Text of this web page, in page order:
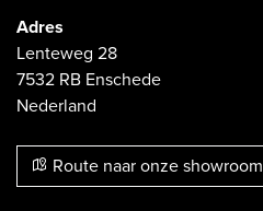
Adres
Lenteweg 28
7532 RB Enschede
Nederland
Route naar onze showroom